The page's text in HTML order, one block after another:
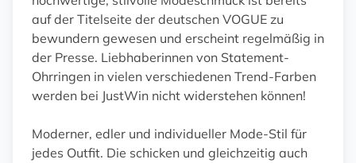
auf der Titelseite der deutschen VOGUE zu
bewundern gewesen und erscheint regelmäßig in
der Presse. Liebhaberinnen von Statement-
Ohrringen in vielen verschiedenen Trend-Farben
werden bei JustWin nicht widerstehen können!
Moderner, edler und individueller Mode-Stil für
jedes Outfit. Die schicken und gleichzeitig auch